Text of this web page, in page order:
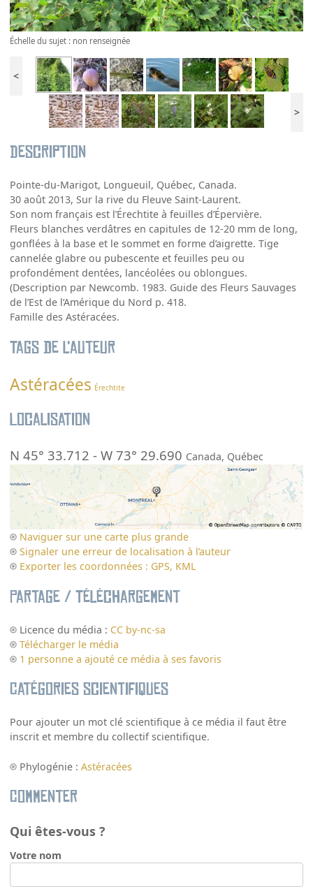
Échelle du sujet : non renseignée
<
>
Description
Pointe-du-Marigot, Longueuil, Québec, Canada.
30 août 2013, Sur la rive du Fleuve Saint-Laurent.
Son nom français est l’Érechtite à feuilles d’Épervière.
Fleurs blanches verdâtres en capitules de 12-20 mm de long,
gonflées à la base et le sommet en forme d’aigrette. Tige
cannelée glabre ou pubescente et feuilles peu ou
profondément dentées, lancéolées ou oblongues.
(Description par Newcomb. 1983. Guide des Fleurs Sauvages
de l’Est de l’Amérique du Nord p. 418.
Famille des Astéracées.
Tags de l’auteur
Astéracées Érechtite
Localisation
N 45° 33.712 -W 73° 29.690 Canada, Québec
Naviguer sur une carte plus grande
Signaler une erreur de localisation à l’auteur
Exporter les coordonnées : GPS, KML
Partage / Téléchargement
Licence du média : CC by-nc-sa
Télécharger le média
1 personne a ajouté ce média à ses favoris
Catégories scientifiques
Pour ajouter un mot clé scientifique à ce média il faut être
inscrit et membre du collectif scientifique.
Phylogénie :Astéracées
Commenter
Qui êtes-vous ?
Votre nom